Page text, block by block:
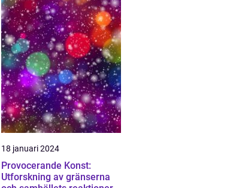
18 januari 2024
Provocerande Konst:
Utforskning av gränserna